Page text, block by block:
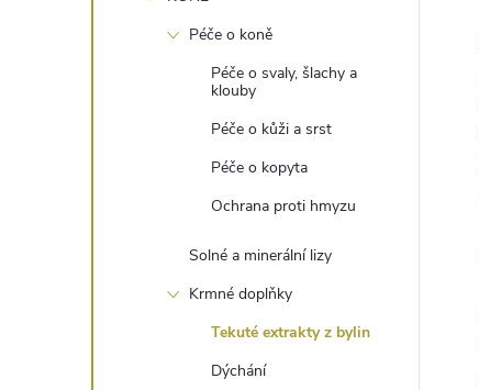
Péče o koně
Péče o svaly, šlachy a
klouby
Péče o kůži a srst
Péče o kopyta
Ochrana proti hmyzu
Solné a minerální lizy
Krmné doplňky
Tekuté extrakty z bylin
Dýchání